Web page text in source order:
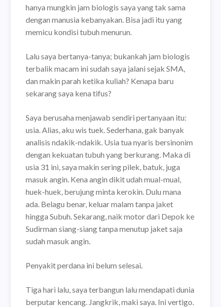
hanya mungkin jam biologis saya yang tak sama
dengan manusia kebanyakan. Bisa jadi itu yang
memicu kondisi tubuh menurun.
Lalu saya bertanya-tanya; bukankah jam biologis
terbalik macam ini sudah saya jalani sejak SMA,
dan makin parah ketika kuliah? Kenapa baru
sekarang saya kena tifus?
Saya berusaha menjawab sendiri pertanyaan itu:
usia. Alias, aku wis tuek. Sederhana, gak banyak
analisis ndakik-ndakik. Usia tua nyaris bersinonim
dengan kekuatan tubuh yang berkurang. Maka di
usia 31 ini, saya makin sering pilek, batuk, juga
masuk angin. Kena angin dikit udah mual-mual,
huek-huek, berujung minta kerokin. Dulu mana
ada. Belagu benar, keluar malam tanpa jaket
hingga Subuh. Sekarang, naik motor dari Depok ke
Sudirman siang-siang tanpa menutup jaket saja
sudah masuk angin.
Penyakit perdana ini belum selesai.
Tiga hari lalu, saya terbangun lalu mendapati dunia
berputar kencang. Jangkrik, maki saya. Ini vertigo.